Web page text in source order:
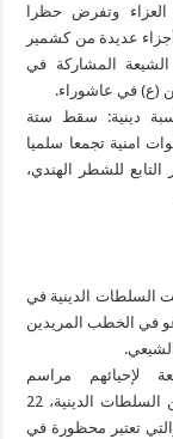
وتفرض حظرا
عديدة من كشمير
الشيعة المشاركة في
(ع) في عاشوراء.
دينية: سقط ستة
امنية تجمعا سلميا
للشطر الهندي،
السلطات الدينية في
في الخطب المريدين
لإحيائهم مراسم
عاشوراء: اعتقلت السلطات الماليزية والمدعومة من السلطات الدينية، 22
تعتبر محظورة في